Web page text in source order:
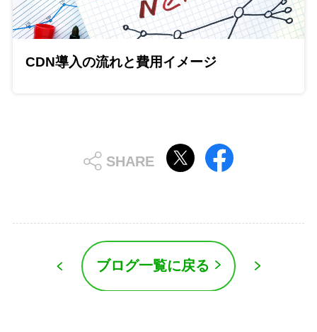
CDN導入の流れと費用イメージ
ブログ一覧に戻る